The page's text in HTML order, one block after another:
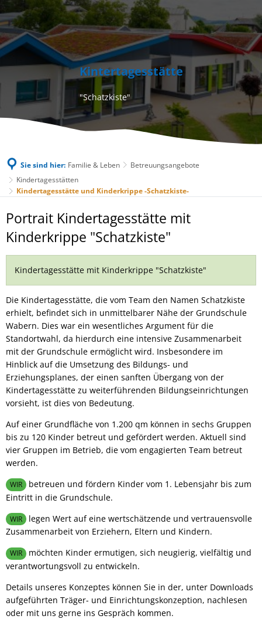
Kintertagesstätte
"Schatzkiste"
Sie sind hier: Familie & Leben
Betreuungsangebote
Kindertagesstätten
Kindertagesstätte und Kinderkrippe -Schatzkiste-
Kindertagesstätte
und
Kinderkrippe
Schatzkiste-
Portrait Kindertagesstätte mit
Kinderkrippe "Schatzkiste"
Kindertagesstätte mit Kinderkrippe "Schatzkiste"
Die Kindertagesstätte, die vom Team den Namen Schatzkiste
erhielt, befindet sich in unmittelbarer Nähe der Grundschule
Wabern. Dies war ein wesentliches Argument für die
Standortwahl, da hierdurch eine intensive Zusammenarbeit
mit der Grundschule ermöglicht wird. Insbesondere im
Hinblick auf die Umsetzung des Bildungs- und
Erziehungsplanes, der einen sanften Übergang von der
Kindertagesstätte zu weiterführenden Bildungseinrichtungen
vorsieht, ist dies von Bedeutung.
Auf einer Grundfläche von 1.200 qm können in sechs Gruppen
bis zu 120 Kinder betreut und gefördert werden. Aktuell sind
vier Gruppen im Betrieb, die vom engagierten Team betreut
werden.
WIR
betreuen und fördern Kinder vom 1. Lebensjahr bis zum
Eintritt in die Grundschule.
WIR
legen Wert auf eine wertschätzende und vertrauensvolle
Zusammenarbeit von Erziehern, Eltern und Kindern.
WIR
möchten Kinder ermutigen, sich neugierig, vielfältig und
verantwortungsvoll zu entwickeln.
Details unseres Konzeptes können Sie in der, unter Downloads
aufgeführten Träger- und Einrichtungskonzeption, nachlesen
oder mit uns gerne ins Gespräch kommen.